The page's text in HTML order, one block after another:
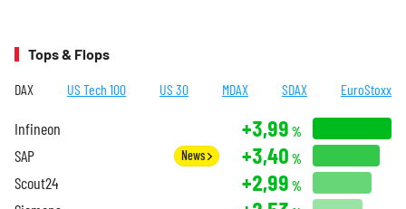
Tops & Flops
DAX US Tech 100 US 30 MDAX SDAX EuroStoxx
Infineon +3,99 %
SAP News +3,40 %
Scout24 +2,99 %